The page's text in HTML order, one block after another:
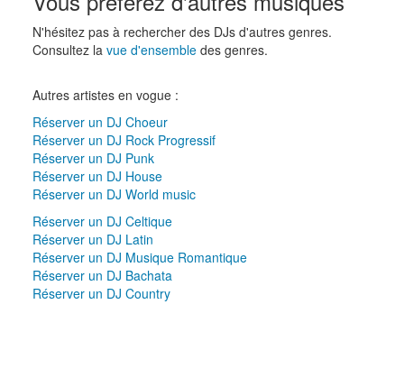
N'hésitez pas à rechercher des DJs d'autres genres.
Consultez la vue d'ensembledes genres.
Autres artistes en vogue :
Réserver un DJ Choeur
Réserver un DJ Rock Progressif
Réserver un DJ Punk
Réserver un DJ House
Réserver un DJ World music
Réserver un DJ Celtique
Réserver un DJ Latin
Réserver un DJ Musique Romantique
Réserver un DJ Bachata
Réserver un DJ Country